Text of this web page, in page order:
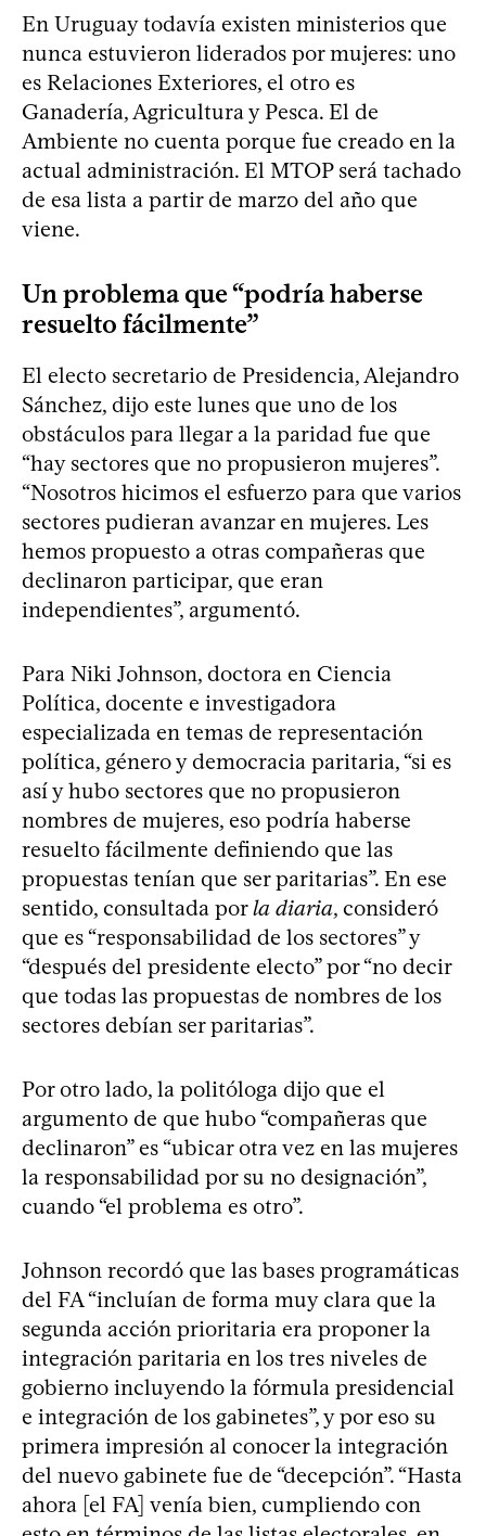
En Uruguay todavía existen ministerios que
nunca estuvieron liderados por mujeres: uno
es Relaciones Exteriores, el otro es
Ganadería, Agricultura y Pesca. El de
Ambiente no cuenta porque fue creado en la
actual administración. El MTOP será tachado
de esa lista a partir de marzo del año que
viene.
Un problema que “podría haberse
resuelto fácilmente”
El electo secretario de Presidencia, Alejandro
Sánchez, dijo este lunes que uno de los
obstáculos para llegar a la paridad fue que
“hay sectores que no propusieron mujeres”.
“Nosotros hicimos el esfuerzo para que varios
sectores pudieran avanzar en mujeres. Les
hemos propuesto a otras compañeras que
declinaron participar, que eran
independientes”, argumentó.
Para Niki Johnson, doctora en Ciencia
Política, docente e investigadora
especializada en temas de representación
política, género y democracia paritaria, “si es
así y hubo sectores que no propusieron
nombres de mujeres, eso podría haberse
resuelto fácilmente definiendo que las
propuestas tenían que ser paritarias”. En ese
sentido, consultada porla diaria, consideró
que es “responsabilidad de los sectores” y
“después del presidente electo” por “no decir
que todas las propuestas de nombres de los
sectores debían ser paritarias”.
Por otro lado, la politóloga dijo que el
argumento de que hubo “compañeras que
declinaron” es “ubicar otra vez en las mujeres
la responsabilidad por su no designación”,
cuando “el problema es otro”.
Johnson recordó que las bases programáticas
del FA “incluían de forma muy clara que la
segunda acción prioritaria era proponer la
integración paritaria en los tres niveles de
gobierno incluyendo la fórmula presidencial
e integración de los gabinetes”, y por eso su
primera impresión al conocer la integración
del nuevo gabinete fue de “decepción”. “Hasta
ahora [el FA] venía bien, cumpliendo con